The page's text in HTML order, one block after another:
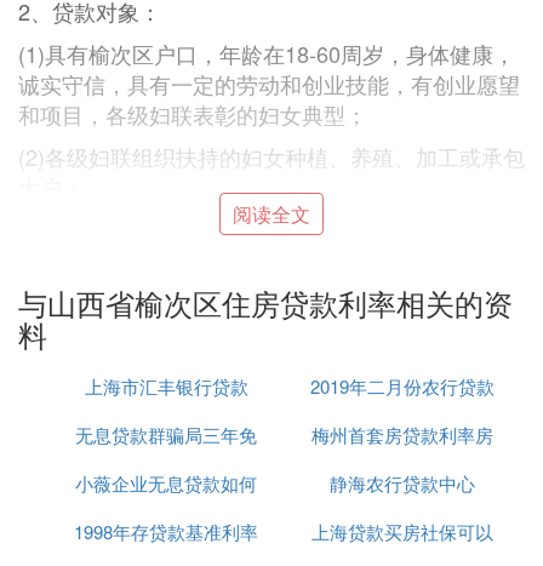
2、贷款对象：
(1)具有榆次区户口，年龄在18-60周岁，身体健康，
诚实守信，具有一定的劳动和创业技能，有创业愿望
和项目，各级妇联表彰的妇女典型；
(2)各级妇联组织扶持的妇女种植、养殖、加工或承包
(3)获得国家有关部门认证的农产品女经纪人；
(5)女性创办或以吸纳女性就业为主体的农村合作社、
协会、联合体；
(6)家庭成员在金融机构无不良信用记录；
(7)所从事经营活动项目合规合法。
Ⅱ 妇女创业贷款是怎么回事.
指银行等金融机构向符合条件的借款人发放的、用于
阅读全文
与山西省榆次区住房贷款利率相关的资
料
上海市汇丰银行贷款
2019年二月份农行贷款
利率
无息贷款群骗局三年免
息
梅州首套房贷款利率房
贷上浮25
小薇企业无息贷款如何
贷款
静海农行贷款中心
1998年存贷款基准利率
上海贷款买房社保可以